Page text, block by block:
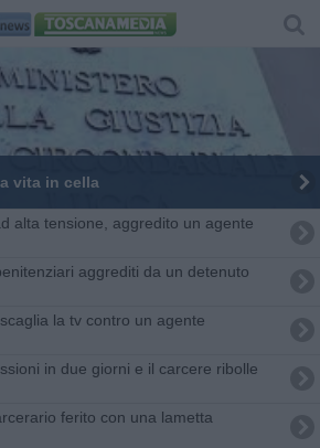
vita in cella
alta tensione, aggredito un agente
aggrediti da un detenuto
la tv contro un agente
in due giorni e il carcere ribolle
ferito con una lametta